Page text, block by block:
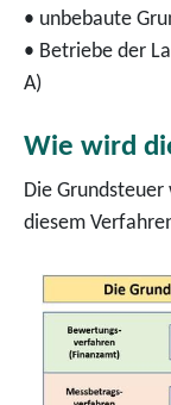
• unbebaute
• Betriebe der
A)
Wie wird
Die
diesem